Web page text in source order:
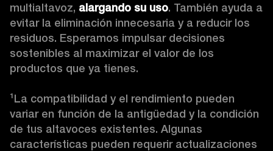
multialtavoz, alargando su uso. También ayuda a
evitar la eliminación innecesaria y a reducir los
residuos. Esperamos impulsar decisiones
sostenibles al maximizar el valor de los
productos que ya tienes.
¹La compatibilidad y el rendimiento pueden
variar en función de la antigüedad y la condición
de tus altavoces existentes. Algunas
características pueden requerir actualizaciones